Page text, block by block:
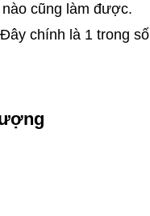
cũng làm được.
chính là 1 trong số